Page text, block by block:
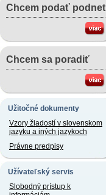
Chcem podať podnet
Chcem sa poradiť
Užitočné dokumenty
Vzory žiadostí v slovenskom
jazyku a iných jazykoch
Právne predpisy
Užívateľský servis
Slobodný prístup k